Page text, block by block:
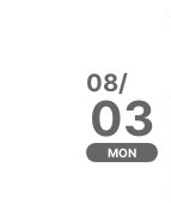
08/
03
MON